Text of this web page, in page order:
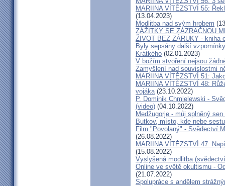
MARIINA VÍTĚZSTVÍ 55:
(13.04.2023)
Modlitba nad svým hrobem
ZÁŽITKY SE ZÁZRAČNOU
ŽIVOT BEZ ZÁRUKY - kniha
Byly sepsány další
Krátkého (02.01.2023)
V božím stvoření nejsou
Zamyšlení nad souvislostmi
MARIINA VÍTĚZSTVÍ 51:
MARIINA VÍTĚZSTVÍ 48:
vojáka(23.10.2022)
P. Dominik Chmielewski -
(video) (04.10.2022)
Medžugorje - můj splněný
Butkov, místo, kde nebe
Film "Povolaný" - Svědectví
(26.08.2022)
MARIINA VÍTĚZSTVÍ 47:
(15.08.2022)
Vyslyšená modlitba
Online ve světě okultismu -
(21.07.2022)
Spolupráce s andělem